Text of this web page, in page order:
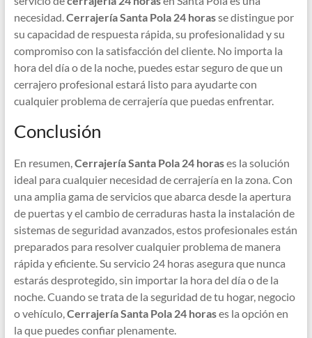
necesidad.Cerrajería Santa Pola 24 horasse distingue por
su capacidad de respuesta rápida, su profesionalidad y su
compromiso con la satisfacción del cliente. No importa la
hora del día o de la noche, puedes estar seguro de que un
cerrajero profesional estará listo para ayudarte con
cualquier problema de cerrajería que puedas enfrentar.
Conclusión
En resumen,Cerrajería Santa Pola 24 horases la solución
ideal para cualquier necesidad de cerrajería en la zona. Con
una amplia gama de servicios que abarca desde la apertura
de puertas y el cambio de cerraduras hasta la instalación de
sistemas de seguridad avanzados, estos profesionales están
preparados para resolver cualquier problema de manera
rápida y eficiente. Su servicio 24 horas asegura que nunca
estarás desprotegido, sin importar la hora del día o de la
noche. Cuando se trata de la seguridad de tu hogar, negocio
o vehículo,Cerrajería Santa Pola 24 horases la opción en
la que puedes confiar plenamente.